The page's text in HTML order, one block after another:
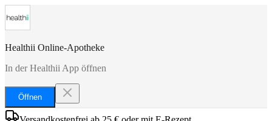
Healthii Online-Apotheke
In der Healthii App öffnen
Öffnen